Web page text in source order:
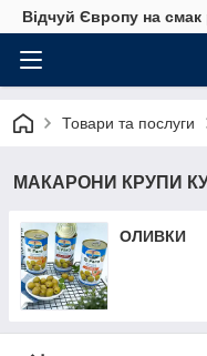
Відчуй Європу на
Товари та послуги
МАКАРОНИ КРУПИ
ОЛИВКИ